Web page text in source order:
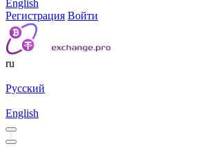
English
Регистрация Войти
ru
Русский
English